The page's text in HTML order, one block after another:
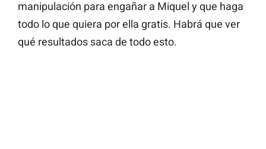
manipulación para engañar a Miquel y que haga
todo lo que quiera por ella gratis. Habrá que ver
qué resultados saca de todo esto.